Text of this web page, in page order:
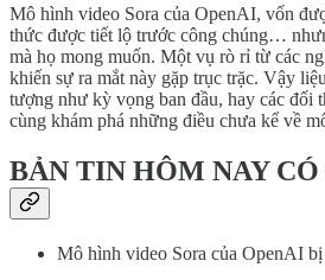
Mô hình video Sora của OpenAI, vốn
thức được tiết lộ trước công chúng…
mà họ mong muốn. Một vụ rò rỉ từ các
khiến sự ra mắt này gặp trục trặc. Vậy
tượng như kỳ vọng ban đầu, hay các đối
cùng khám phá những điều chưa kể về
BẢN TIN HÔM NAY CÓ
Mô hình video Sora của OpenAI